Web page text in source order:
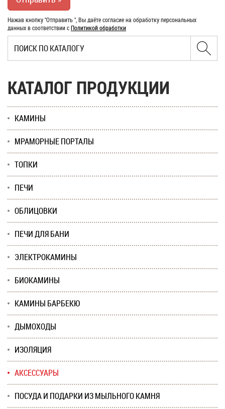
Нажав кнопку "Отправить ", Вы даёте согласие на обработку персональных
данных в соответствии сПолитикой обработки
КАТАЛОГ ПРОДУКЦИИ
КАМИНЫ
МРАМОРНЫЕ ПОРТАЛЫ
ТОПКИ
ПЕЧИ
ОБЛИЦОВКИ
ПЕЧИ ДЛЯ БАНИ
ЭЛЕКТРОКАМИНЫ
БИОКАМИНЫ
КАМИНЫ БАРБЕКЮ
ДЫМОХОДЫ
ИЗОЛЯЦИЯ
АКСЕССУАРЫ
ПОСУДА И ПОДАРКИ ИЗ МЫЛЬНОГО КАМНЯ